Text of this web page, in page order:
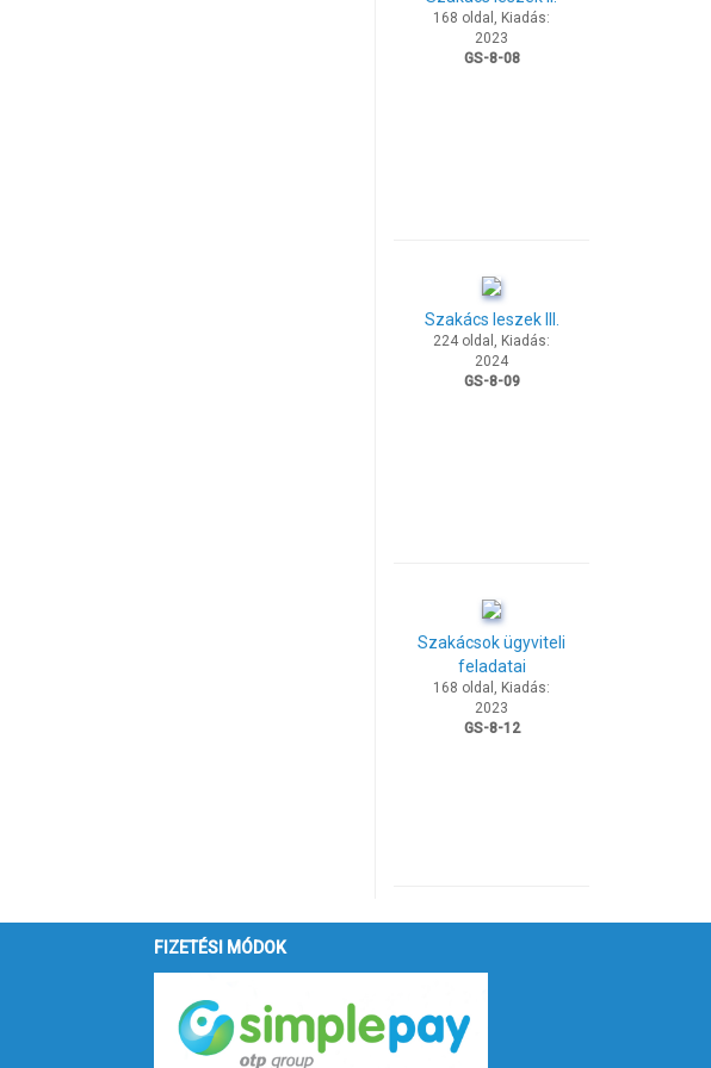
168 oldal, Kiadás:
2023
GS-8-08
Szakács leszek III.
224 oldal, Kiadás:
2024
GS-8-09
Szakácsok ügyviteli
feladatai
168 oldal, Kiadás:
2023
GS-8-12
FIZETÉSI MÓDOK